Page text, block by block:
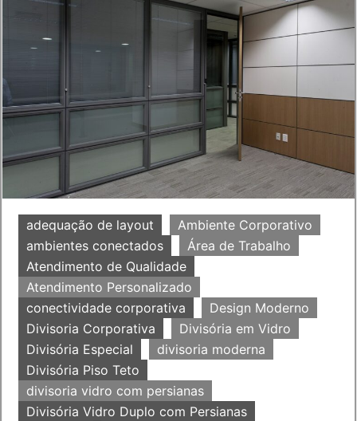
adequação de layout
Ambiente Corporativo
ambientes conectados
Área de Trabalho
Atendimento de Qualidade
Atendimento Personalizado
conectividade corporativa
Design Moderno
Divisoria Corporativa
Divisória em Vidro
Divisória Especial
divisoria moderna
Divisória Piso Teto
divisoria vidro com persianas
Divisória Vidro Duplo com Persianas